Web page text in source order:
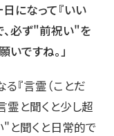
になって『いい
、必ず"前祝い"を
いですね。」
『言霊（ことだ
霊と聞くと少し超
と聞くと日常的で